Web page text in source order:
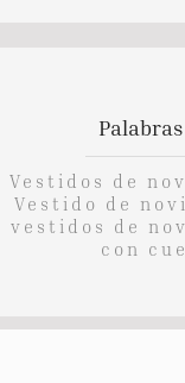
Vestidos de
Vestido de
vestidos de
con